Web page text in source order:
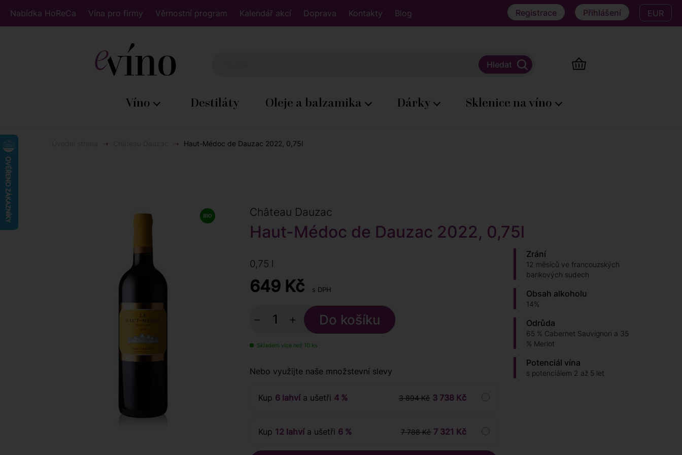
Nabídka HoReCa Vína pro firmy Věrnostní program Kalendář akcí Doprava Kontakty Blog Registrace Přihlášení EUR
Víno Destiláty Oleje a balzamika Dárky Sklenice na víno
Haut-Médoc de Dauzac 2022, 0,75l
Château Dauzac
Haut-Médoc de Dauzac 2022, 0,75l
0,75 l
649 Kč s DPH
− +
Skladem více než 10 ks
Nebo využijte naše množstevní slevy
Kup 6 lahvía ušetři 4 % 3 894 Kč 3 738 Kč
Kup 12 lahvía ušetři 6 % 7 788 Kč 7 321 Kč
Zrání
12 měsíců ve francouzských
barikových sudech
Obsah alkoholu
14%
Odrůda
65 % Cabernet Sauvignon a 35
% Merlot
Potenciál vína
s potenciálem 2 až 5 let